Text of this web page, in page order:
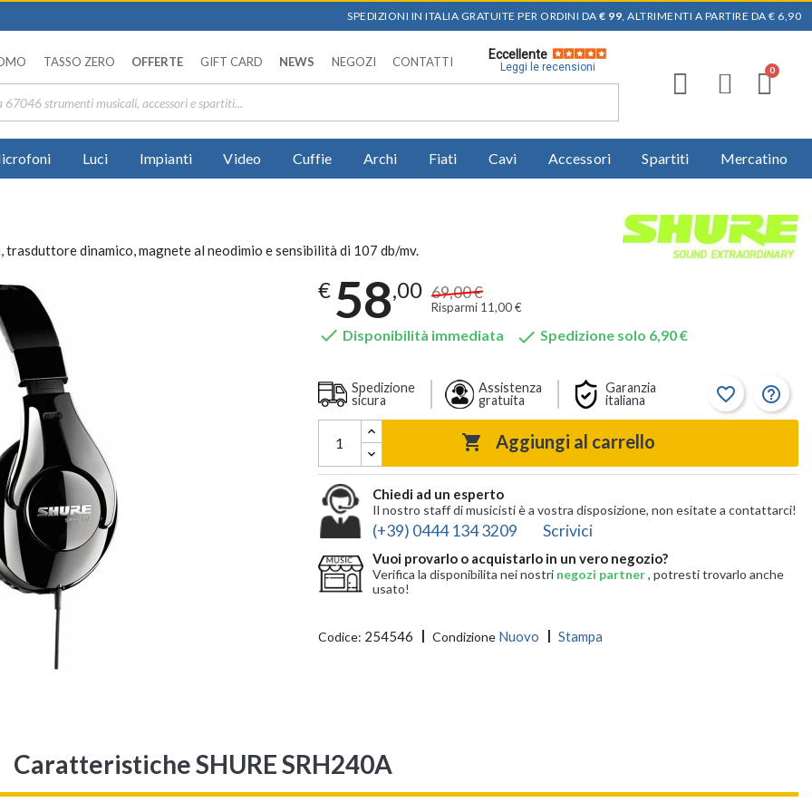
SPEDIZIONI IN ITALIA GRATUITE PER ORDINI DA € 99, ALTRIMENTI A PARTIRE DA € 6,90
TASSO ZERO OFFERTE GIFT CARD NEWS NEGOZI CONTATTI
Eccellente
Leggi le recensioni
Luci Impianti Video Cuffie Archi Fiati Cavi Accessori Spartiti Mercatino
trasduttore dinamico, magnete al neodimio e sensibilità di 107 db/mv.
€ 58,00 69,00 €
Risparmi 11,00 €
 Disponibilità immediata  Spedizione solo 6,90 €
Spedizione
sicura
Assistenza
gratuita
Garanzia
italiana
favorite_border help_outline
 Aggiungi al carrello
Chiedi ad un esperto
Il nostro staff di musicisti è a vostra disposizione, non esitate a contattarci!
(+39) 0444 134 3209 Scrivici
Vuoi provarlo o acquistarlo in un vero negozio?
Verifica la disponibilita nei nostri negozi partner, potresti trovarlo anche
usato!
Codice: 254546 Condizione Nuovo Stampa
Caratteristiche SHURE SRH240A